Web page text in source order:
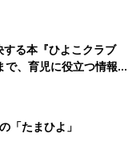
る本『ひよこクラブ
、育児に役立つ情報が
「たまひよ」